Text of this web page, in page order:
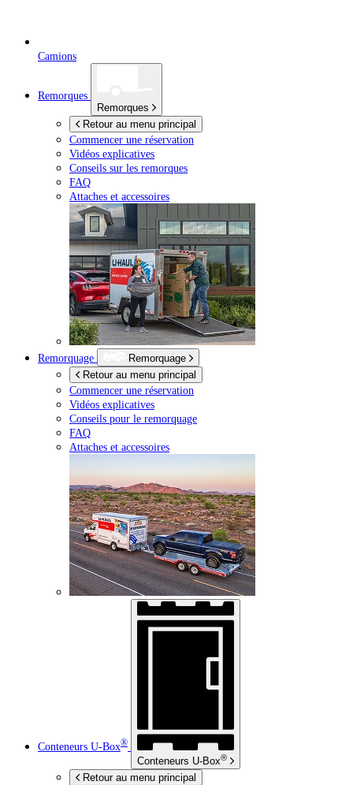
Camions
Remorques
Remorques
Retour au menu principal
Commencer une réservation
Vidéos explicatives
Conseils sur les remorques
FAQ
Attaches et accessoires
Remorquage
Remorquage
Retour au menu principal
Commencer une réservation
Vidéos explicatives
Conseils pour le remorquage
FAQ
Attaches et accessoires
Conteneurs U-Box®
Conteneurs U-Box®
Retour au menu principal